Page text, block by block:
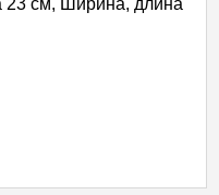
см, Ширина, длина